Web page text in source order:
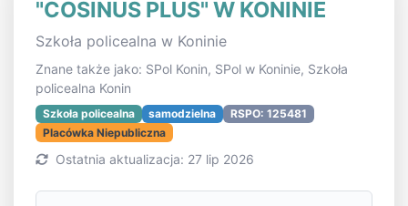
"COSINUS PLUS" W KONINIE
Szkoła policealna w Koninie
Znane także jako: SPol Konin, SPol w Koninie, Szkoła
policealna Konin
Szkoła policealna samodzielna
RSPO: 125481
Placówka Niepubliczna
Ostatnia aktualizacja: 27 lip 2026